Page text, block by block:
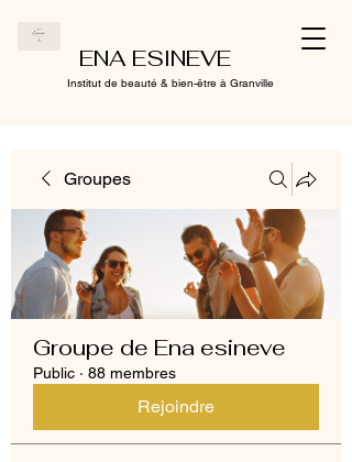
ENA ESINEVE
Institut de beauté & bien-être à Granville
Groupes
Groupe de Ena esineve
Public · 88 membres
Rejoindre